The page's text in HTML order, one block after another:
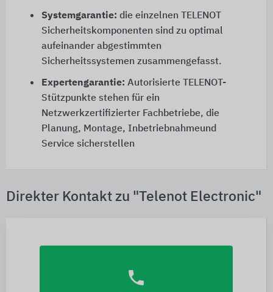
Systemgarantie: die einzelnen TELENOT
Sicherheitskomponenten sind zu optimal
aufeinander abgestimmten
Sicherheitssystemen zusammengefasst.
Expertengarantie: Autorisierte TELENOT-
Stützpunkte stehen für ein
Netzwerkzertifizierter Fachbetriebe, die
Planung, Montage, Inbetriebnahmeund
Service sicherstellen
Direkter Kontakt zu "Telenot Electronic"
phone